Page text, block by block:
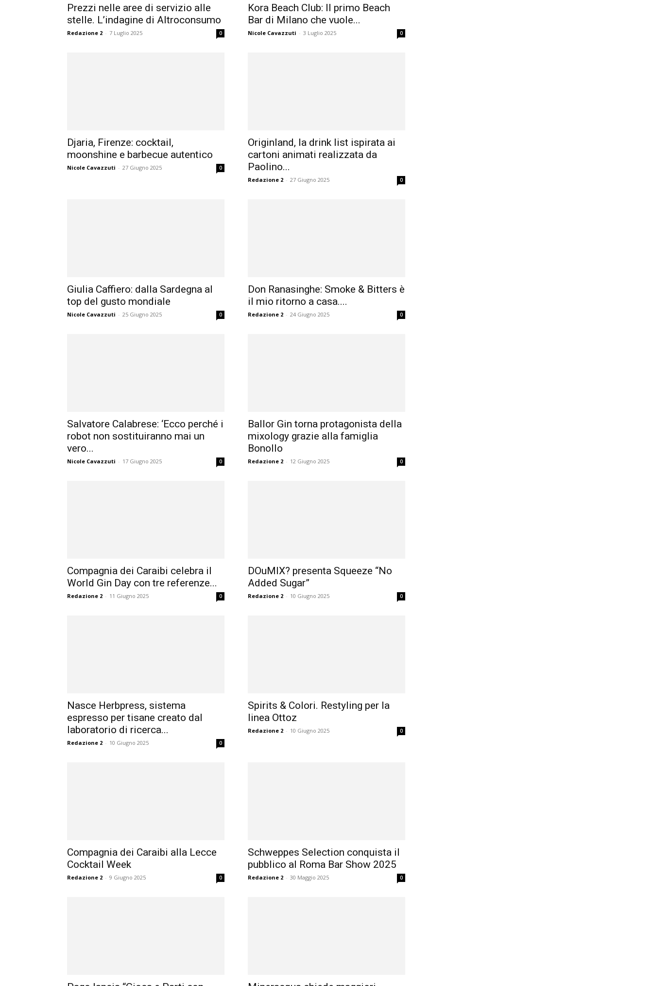
Prezzi nelle aree di servizio alle
stelle. L’indagine di Altroconsumo
Redazione 2 - 7 Luglio 2025 0
Kora Beach Club: Il primo Beach
Bar di Milano che vuole...
Nicole Cavazzuti - 3 Luglio 2025 0
Djaria, Firenze: cocktail,
moonshine e barbecue autentico
Nicole Cavazzuti - 27 Giugno 2025 0
Originland, la drink list ispirata ai
cartoni animati realizzata da
Paolino...
Redazione 2 - 27 Giugno 2025 0
Giulia Caffiero: dalla Sardegna al
top del gusto mondiale
Nicole Cavazzuti - 25 Giugno 2025 0
Don Ranasinghe: Smoke & Bitters è
il mio ritorno a casa....
Redazione 2 - 24 Giugno 2025 0
Salvatore Calabrese: ‘Ecco perché i
robot non sostituiranno mai un
vero...
Nicole Cavazzuti - 17 Giugno 2025 0
Ballor Gin torna protagonista della
mixology grazie alla famiglia
Bonollo
Redazione 2 - 12 Giugno 2025 0
Compagnia dei Caraibi celebra il
World Gin Day con tre referenze...
Redazione 2 - 11 Giugno 2025 0
DOuMIX? presenta Squeeze “No
Added Sugar”
Redazione 2 - 10 Giugno 2025 0
Nasce Herbpress, sistema
espresso per tisane creato dal
laboratorio di ricerca...
Redazione 2 - 10 Giugno 2025 0
Spirits & Colori. Restyling per la
linea Ottoz
Redazione 2 - 10 Giugno 2025 0
Compagnia dei Caraibi alla Lecce
Cocktail Week
Redazione 2 - 9 Giugno 2025 0
Schweppes Selection conquista il
pubblico al Roma Bar Show 2025
Redazione 2 - 30 Maggio 2025 0